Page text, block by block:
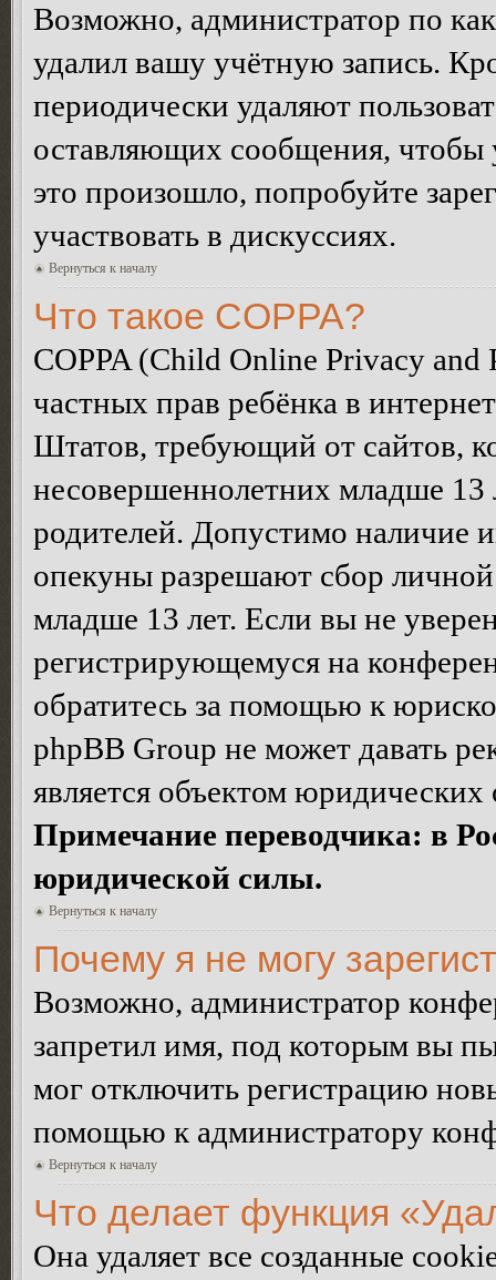
Возможно, администратор по
удалил вашу учётную запись.
периодически удаляют
оставляющих сообщения, чтобы
это произошло, попробуйте
участвовать в дискуссиях.
Вернуться к началу
Что такое COPPA?
COPPA (Child Online Privacy
частных прав ребёнка в
Штатов, требующий от сайтов,
несовершеннолетних младше 13
родителей. Допустимо наличие
опекуны разрешают сбор
младше 13 лет. Если вы не
регистрирующемуся на
обратитесь за помощью к
phpBB Group не может давать
является объектом
Примечание переводчика: в
юридической силы.
Вернуться к началу
Почему я не могу
Возможно, администратор
запретил имя, под которым вы
мог отключить регистрацию
помощью к администратору
Вернуться к началу
Что делает функция
Она удаляет все созданные